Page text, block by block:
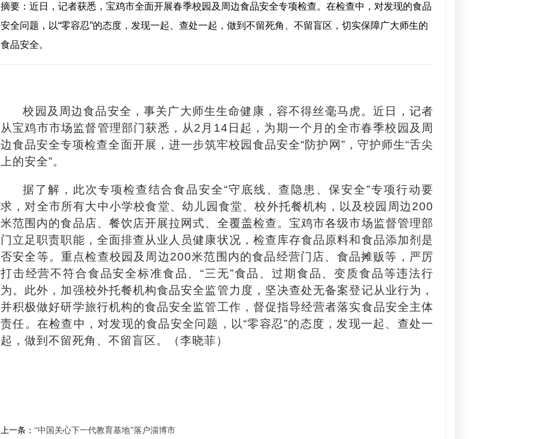
摘要：近日，记者获悉，宝鸡市全面开展春季校园及周边食品安全专项检查。在检查中，对发现的食品
安全问题，以“零容忍”的态度，发现一起、查处一起，做到不留死角、不留盲区，切实保障广大师生的
食品安全。
校园及周边食品安全，事关广大师生生命健康，容不得丝毫马虎。近日，记者
从宝鸡市市场监督管理部门获悉，从2月14日起，为期一个月的全市春季校园及周
边食品安全专项检查全面开展，进一步筑牢校园食品安全“防护网”，守护师生“舌尖
上的安全”。
据了解，此次专项检查结合食品安全“守底线、查隐患、保安全”专项行动要
求，对全市所有大中小学校食堂、幼儿园食堂、校外托餐机构，以及校园周边200
米范围内的食品店、餐饮店开展拉网式、全覆盖检查。宝鸡市各级市场监督管理部
门立足职责职能，全面排查从业人员健康状况，检查库存食品原料和食品添加剂是
否安全等。重点检查校园及周边200米范围内的食品经营门店、食品摊贩等，严厉
打击经营不符合食品安全标准食品、“三无”食品、过期食品、变质食品等违法行
为。此外，加强校外托餐机构食品安全监管力度，坚决查处无备案登记从业行为，
并积极做好研学旅行机构的食品安全监管工作，督促指导经营者落实食品安全主体
责任。在检查中，对发现的食品安全问题，以“零容忍”的态度，发现一起、查处一
起，做到不留死角、不留盲区。（李晓菲）
上一条： “中国关心下一代教育基地”落户淄博市